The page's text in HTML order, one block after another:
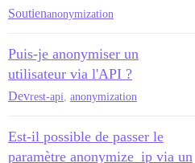
Soutienanonymization
Puis-je anonymiser un
utilisateur via l'API ?
Devrest-api anonymization
Est-il possible de passer le
paramètre anonymize_ip via un